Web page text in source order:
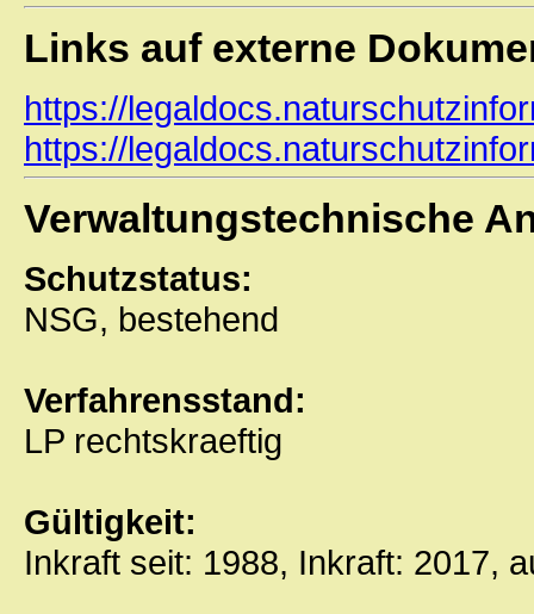
Links auf externe
https://
https://
Verwaltungstechnische
Schutzstatus:
NSG, bestehend
Verfahrensstand:
LP rechtskraeftig
Gültigkeit:
Inkraft seit: 1988, Inkraft: 2017,